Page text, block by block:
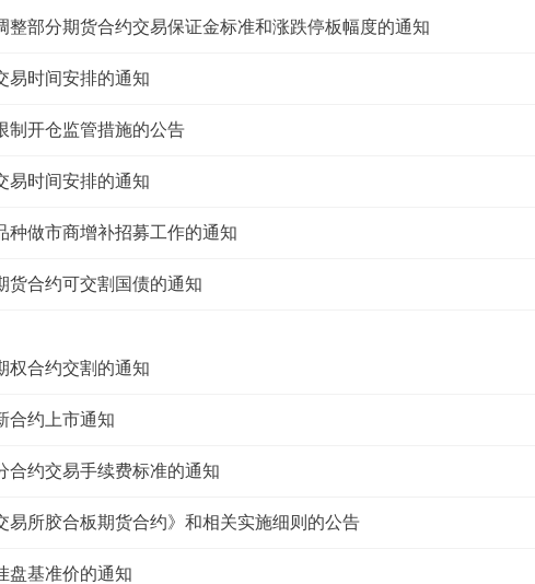
整部分期货合约交易保证金标准和涨跌停板幅度的通知
易时间安排的通知
制开仓监管措施的公告
易时间安排的通知
种做市商增补招募工作的通知
货合约可交割国债的通知
权合约交割的通知
合约上市通知
合约交易手续费标准的通知
易所胶合板期货合约》和相关实施细则的公告
盘基准价的通知